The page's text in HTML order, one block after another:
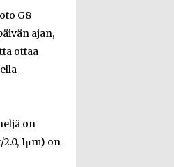
G8
ajan,
ottaa
on
1μm) on